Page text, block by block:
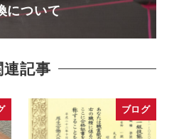
について
連記事
ブログ